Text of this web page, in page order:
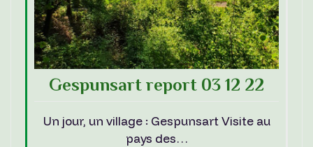
Gespunsart report 03 12 22
Un jour, un village : Gespunsart Visite au
pays des…